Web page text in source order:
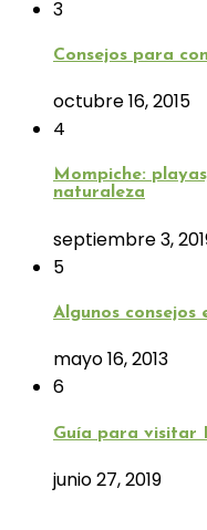
3
Consejos para
octubre 16, 2015
4
Mompiche:
naturaleza
septiembre 3,
5
Algunos
mayo 16, 2013
6
Guía para visitar
junio 27, 2019